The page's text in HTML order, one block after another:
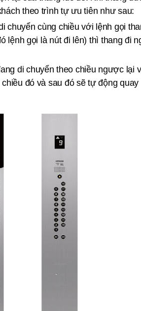
theo trình tự ưu tiên như sau:
chuyển cùng chiều với lệnh gọi
lệnh gọi là nút đi lên) thì thang đi
di chuyển theo chiều ngược lại
đó và sau đó sẽ tự động quay